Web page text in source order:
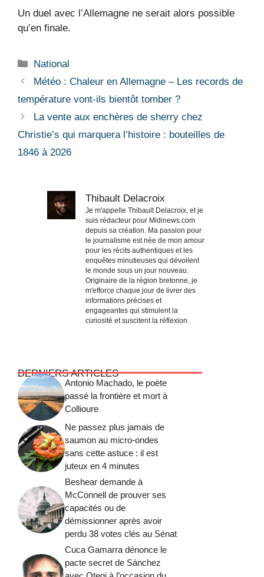
Un duel avec l’Allemagne ne serait alors possible
qu’en finale.
Catégories
National
Météo : Chaleur en Allemagne – Les records de
température vont-ils bientôt tomber ?
La vente aux enchères de sherry chez
Christie’s qui marquera l’histoire : bouteilles de
1846 à 2026
Thibault Delacroix
Je m'appelle Thibault Delacroix, et je
suis rédacteur pour Midinews.com
depuis sa création. Ma passion pour
le journalisme est née de mon amour
pour les récits authentiques et les
enquêtes minutieuses qui dévoilent
le monde sous un jour nouveau.
Originaire de la région bretonne, je
m'efforce chaque jour de livrer des
informations précises et
engageantes qui stimulent la
curiosité et suscitent la réflexion.
DERNIERS ARTICLES
Antonio Machado, le poète
passé la frontière et mort à
Collioure
Ne passez plus jamais de
saumon au micro-ondes
sans cette astuce : il est
juteux en 4 minutes
Beshear demande à
McConnell de prouver ses
capacités ou de
démissionner après avoir
perdu 38 votes clés au Sénat
Cuca Gamarra dénonce le
pacte secret de Sánchez